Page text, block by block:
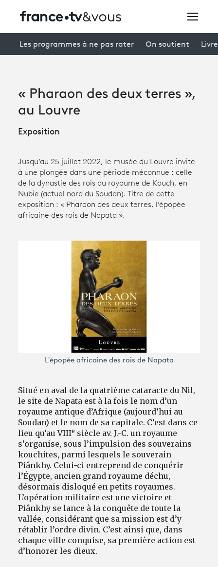
Avantages fidélité
À votre écoute
Productions et innovation
Programme tv
Les programmes à ne pas rater On soutient
« Pharaon des deux terres »,
au Louvre
Exposition
Jusqu’au 25 juillet 2022, le musée du Louvre invite
à une plongée dans une période méconnue : celle
de la dynastie des rois du royaume de Kouch, en
Nubie (actuel nord du Soudan). Titre de cette
exposition : « Pharaon des deux terres, l’épopée
africaine des rois de Napata ».
L'épopée africaine des rois de Napata
Situé en aval de la quatrième cataracte du Nil,
le site de Napata est à la fois le nom d’un
royaume antique d’Afrique (aujourd’hui au
Soudan) et le nom de sa capitale. C’est dans ce
lieu qu’au VIIIe siècle av. J.-C. un royaume
s’organise, sous l’impulsion des souverains
kouchites, parmi lesquels le souverain
Piânkhy. Celui-ci entreprend de conquérir
l’Égypte, ancien grand royaume déchu,
désormais disloqué en petits royaumes.
L’opération militaire est une victoire et
Piânkhy se lance à la conquête de toute la
vallée, considérant que sa mission est d’y
rétablir l’ordre divin. C’est ainsi que, dans
chaque ville conquise, sa première action est
d’honorer les dieux.